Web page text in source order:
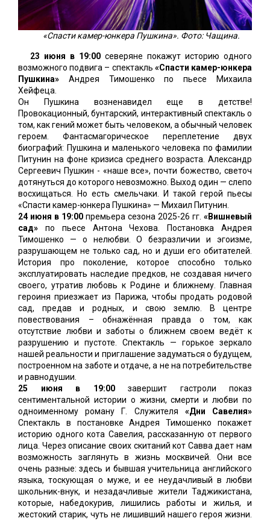
«Спасти камер-юнкера Пушкина». Фото: Чащина.
23 июня в 19:00 северяне покажут историю одного
возможного подвига – спектакль «Спасти камер-юнкера
Пушкина» Андрея Тимошенко по пьесе Михаила
Хейфеца.
Он Пушкина возненавидел еще в детстве!
Провокационный, бунтарский, интерактивный спектакль о
том, как гений может быть человеком, а обычный человек
героем. Фантасмагорическое переплетение двух
биографий: Пушкина и маленького человека по фамилии
Питунин на фоне кризиса среднего возраста. Александр
Сергеевич Пушкин - «наше все», почти божество, светоч
дотянуться до которого невозможно. Выход один — слепо
восхищаться. Но есть смельчаки. И такой герой пьесы
«Спасти камер-юнкера Пушкина» — Михаил Питунин.
24 июня в 19:00 премьера сезона 2025-26 гг. «Вишневый
сад» по пьесе Антона Чехова. Постановка Андрея
Тимошенко — о нелюбви. О безразличии и эгоизме,
разрушающем не только сад, но и души его обитателей.
История про поколение, которое способно только
эксплуатировать наследие предков, не создавая ничего
своего, утратив любовь к Родине и ближнему. Главная
героиня приезжает из Парижа, чтобы продать родовой
сад, предав и родных, и свою землю. В центре
повествования – обнажённая правда о том, как
отсутствие любви и заботы о ближнем своем ведёт к
разрушению и пустоте. Спектакль — горькое зеркало
нашей реальности и приглашение задуматься о будущем,
построенном на заботе и отдаче, а не на потребительстве
и равнодушии.
25 июня в 19:00 завершит гастроли показ
сентиментальной истории о жизни, смерти и любви по
одноименному роману Г. Служителя «Дни Савелия»
Спектакль в постановке Андрея Тимошенко покажет
историю одного кота Савелия, рассказанную от первого
лица. Через описание своих скитаний кот Савва дает нам
возможность заглянуть в жизнь москвичей. Они все
очень разные: здесь и бывшая учительница английского
языка, тоскующая о муже, и ее неудачливый в любви
школьник-внук, и незадачливые жители Таджикистана,
которые, набедокурив, лишились работы и жилья, и
жестокий старик, чуть не лишивший нашего героя жизни.